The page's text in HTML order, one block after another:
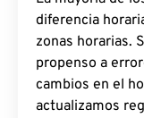
diferencia
zonas horarias.
propenso a
cambios en el
actualizamos